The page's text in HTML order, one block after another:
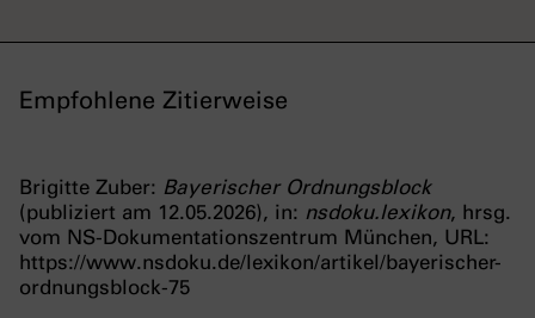
Empfohlene Zitierweise
Brigitte Zuber: Bayerischer Ordnungsblock
(publiziert am 12.05.2026), in: nsdoku.lexikon, hrsg.
vom NS-Dokumentationszentrum München, URL:
https://www.nsdoku.de/lexikon/artikel/bayerischer-
ordnungsblock-75